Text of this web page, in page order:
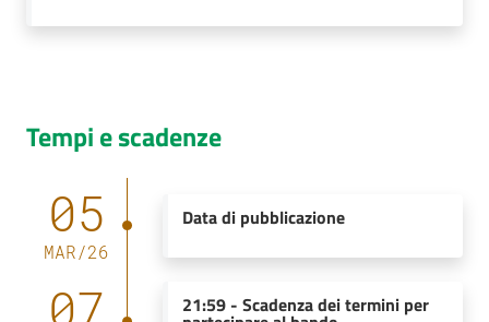
Tempi e scadenze
05
MAR/26
Data di pubblicazione
07 21:59- Scadenza dei termini per